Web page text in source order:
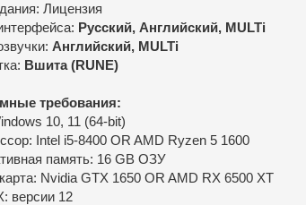
Лицензия
Русский, Английский, MULTi
Английский, MULTi
Вшита (RUNE)
требования:
10, 11 (64-bit)
Intel i5-8400 OR AMD Ryzen 5 1600
память: 16 GB ОЗУ
Nvidia GTX 1650 OR AMD RX 6500 XT
версии 12